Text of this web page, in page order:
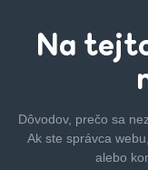
Na
Dôvodov, prečo sa
Ak ste správca
alebo